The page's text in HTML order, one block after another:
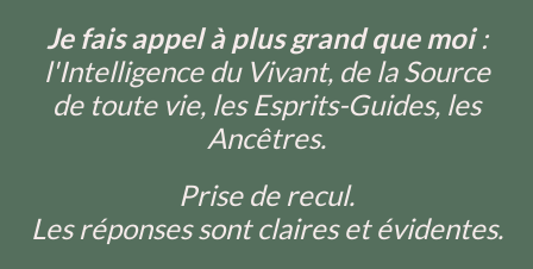
Je fais appel à plus grand que moi:
l'Intelligence du Vivant, de la Source
de toute vie, les Esprits-Guides, les
Ancêtres.
Prise de recul.
Les réponses sont claires et évidentes.